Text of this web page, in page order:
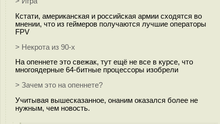
Кстати, американская и российская армии сходятся во
мнении, что из геймеров получаются лучшие операторы
FPV
> Некрота из 90-х
На опеннете это свежак, тут ещё не все в курсе, что
многоядерные 64-битные процессоры изобрели
> Зачем это на опеннете?
Учитывая вышесказанное, онаним оказался более не
нужным, чем новость.